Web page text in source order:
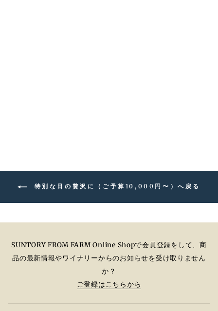
特別な日の贅沢に（ご予算10,000円〜）へ戻る
SUNTORY FROM FARM Online Shopで会員登録をして、商
品の最新情報やワイナリーからのお知らせを受け取りません
か？
ご登録はこちらから